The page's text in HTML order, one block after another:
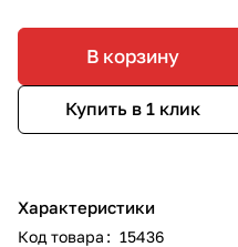
В корзину
Купить в 1 клик
Характеристики
Код товара : 15436